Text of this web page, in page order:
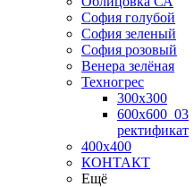
София голубой
София зеленый
София розовый
Венера зелёная
Техногрес
300х300
600х600_03
ректификат
400х400
КОНТАКТ
Ещё